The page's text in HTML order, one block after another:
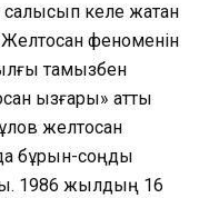
салысып келе жатқан
феноменін
тамызбен
ызғары» атты
желтоқсан
бұрын-соңды
1986 жылдың 16